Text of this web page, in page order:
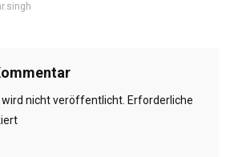
wird nicht veröffentlicht. Erforderliche